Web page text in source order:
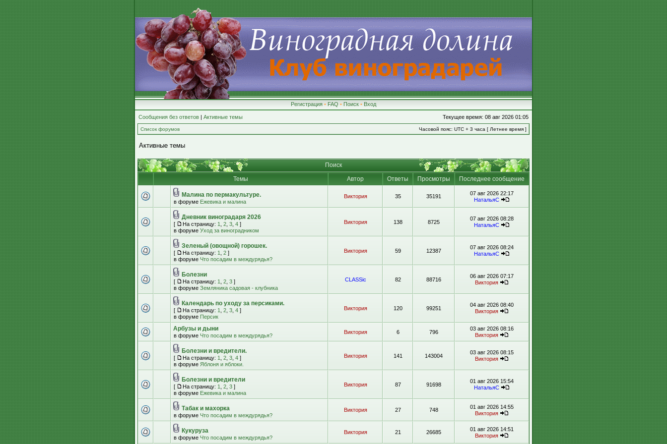
Регистрация • FAQ • Поиск • Вход
Сообщения без ответов | Активные темы Текущее время: 08 авг 2026 01:05
Список форумов Часовой пояс: UTC + 3 часа [ Летнее время ]
Активные темы
Поиск
Темы
Автор Ответы Просмотры Последнее сообщение
Малина по пермакультуре.
в форуме Ежевика и малина
Виктория 35 35191
07 авг 2026 22:17
НатальяС
Дневник виноградаря 2026
[ На страницу: 1 2 3 4 ]
в форуме Уход за виноградником
Виктория 138 8725
07 авг 2026 08:28
НатальяС
Зеленый (овощной) горошек.
[ На страницу: 1 2 ]
в форуме Что посадим в междурядья?
Виктория 59 12387
07 авг 2026 08:24
НатальяС
Болезни
[ На страницу: 1 2 3 ]
в форуме Земляника садовая - клубника
CLASSic 82 88716
06 авг 2026 07:17
Виктория
Календарь по уходу за персиками.
[ На страницу: 1 2 3 4 ]
в форуме Персик
Виктория 120 99251
04 авг 2026 08:40
Виктория
Арбузы и дыни
в форуме Что посадим в междурядья?
Виктория 6 796
03 авг 2026 08:16
Виктория
Болезни и вредители.
[ На страницу: 1 2 3 4 ]
в форуме Яблоня и яблоки.
Виктория 141 143004
03 авг 2026 08:15
Виктория
Болезни и вредители
[ На страницу: 1 2 3 ]
в форуме Ежевика и малина
Виктория 87 91698
01 авг 2026 15:54
НатальяС
Табак и махорка
в форуме Что посадим в междурядья?
Виктория 27 748
01 авг 2026 14:55
Виктория
Кукуруза
в форуме Что посадим в междурядья?
Виктория 21 26685
01 авг 2026 14:51
Виктория